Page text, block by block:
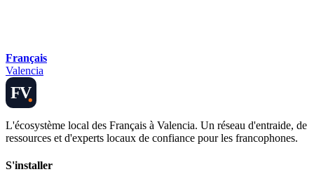
Français
Valencia
FV
L'écosystème local des Français à Valencia. Un réseau d'entraide, de
ressources et d'experts locaux de confiance pour les francophones.
S'installer